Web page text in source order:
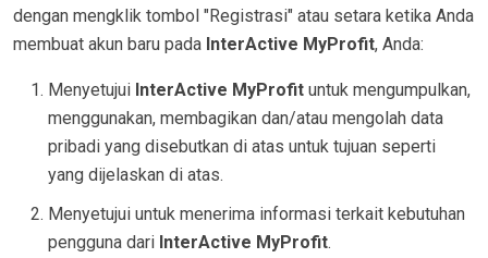
dengan mengklik tombol "Registrasi" atau setara ketika Anda
membuat akun baru pada InterActive MyProfit, Anda:
Menyetujui InterActive MyProfit untuk mengumpulkan,
menggunakan, membagikan dan/atau mengolah data
pribadi yang disebutkan di atas untuk tujuan seperti
yang dijelaskan di atas.
Menyetujui untuk menerima informasi terkait kebutuhan
pengguna dari InterActive MyProfit.